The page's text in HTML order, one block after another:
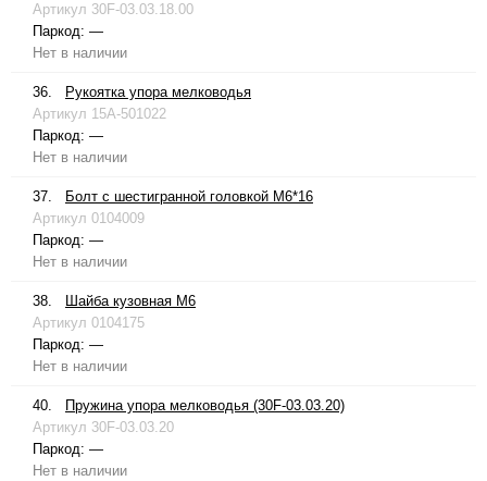
Артикул 30F-03.03.18.00
Паркод: —
Нет в наличии
36.
Рукоятка упора мелководья
Артикул 15A-501022
Паркод: —
Нет в наличии
37.
Болт с шестигранной головкой М6*16
Артикул 0104009
Паркод: —
Нет в наличии
38.
Шайба кузовная М6
Артикул 0104175
Паркод: —
Нет в наличии
40.
Пружина упора мелководья (30F-03.03.20)
Артикул 30F-03.03.20
Паркод: —
Нет в наличии